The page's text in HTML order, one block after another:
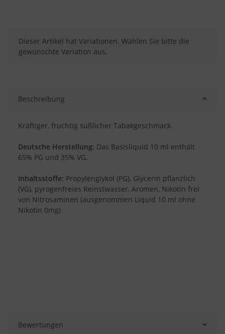
x
Dieser Artikel hat Variationen. Wählen Sie bitte die
gewünschte Variation aus.
Beschreibung
Kräftiger, fruchtig süßlicher Tabakgeschmack.
Deutsche Herstellung: Das Basisliquid 10 ml enthält
65% PG und 35% VG.
Inhaltsstoffe: Propylenglykol (PG), Glycerin pflanzlich
(VG), pyrogenfreies Reinstwasser, Aromen, Nikotin frei
von Nitrosaminen (ausgenommen Liquid 10 ml ohne
Nikotin 0mg)
Bewertungen